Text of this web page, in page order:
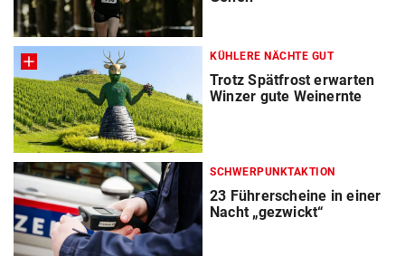
KÜHLERE NÄCHTE GUT
Trotz Spätfrost erwarten
Winzer gute Weinernte
SCHWERPUNKTAKTION
23 Führerscheine in einer
Nacht „gezwickt“